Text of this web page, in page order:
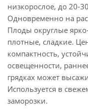
низкорослое, до 20-
Одновременно на
Плоды округлые
плотные, сладкие.
компактность,
освещенности,
грядках может
Используется в
заморозки.